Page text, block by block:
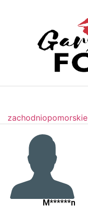
zachodniopomorskie
M******n